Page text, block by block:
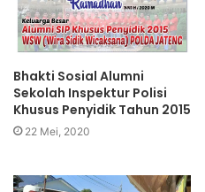
Bhakti Sosial Alumni
Sekolah Inspektur Polisi
Khusus Penyidik Tahun 2015
22 Mei, 2020